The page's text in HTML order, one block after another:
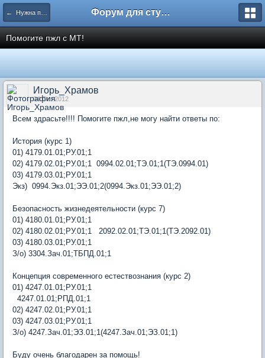
← Нужна помощь Форум для студента СГА
Помогите пжл с МТ!
Игорь_Храмов
04 Oct 2012
Всем здрасьте!!!! Помогите пжл,не могу найти ответы по:
История (курс 1)
01) 4179.01.01;РУ.01;1
02) 4179.02.01;РУ.01;1 0994.02.01;ТЭ.01;1(ТЭ.0994.01)
03) 4179.03.01;РУ.01;1
Экз) 0994.Экз.01;ЭЭ.01;2(0994.Экз.01;ЭЭ.01;2)
Безопасность жизнедеятельности (курс 7)
01) 4180.01.01;РУ.01;1
02) 4180.02.01;РУ.01;1 2092.02.01;ТЭ.01;1(ТЭ.2092.01)
03) 4180.03.01;РУ.01;1
З/о) 3304.Зач.01;ТБПД.01;1
Концепция современного естествознания (курс 2)
01) 4247.01.01;РУ.01;1
4247.01.01;РПД.01;1
02) 4247.02.01;РУ.01;1
03) 4247.03.01;РУ.01;1
З/о) 4247.Зач.01;ЭЗ.01;1(4247.Зач.01;ЭЗ.01;1)
Буду очень благодарен за помощь!